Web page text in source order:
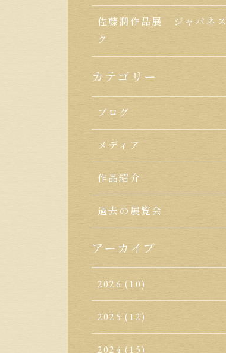
佐藤潤作品展 ジャパネス
ク
カテゴリー
ブログ
メディア
作品紹介
過去の展覧会
アーカイブ
2026 (10)
2025 (12)
2024 (15)